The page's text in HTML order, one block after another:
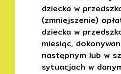
dziecka w
(zmniejszenie)
dziecka w
miesiąc,
następnym lub w
sytuacjach w